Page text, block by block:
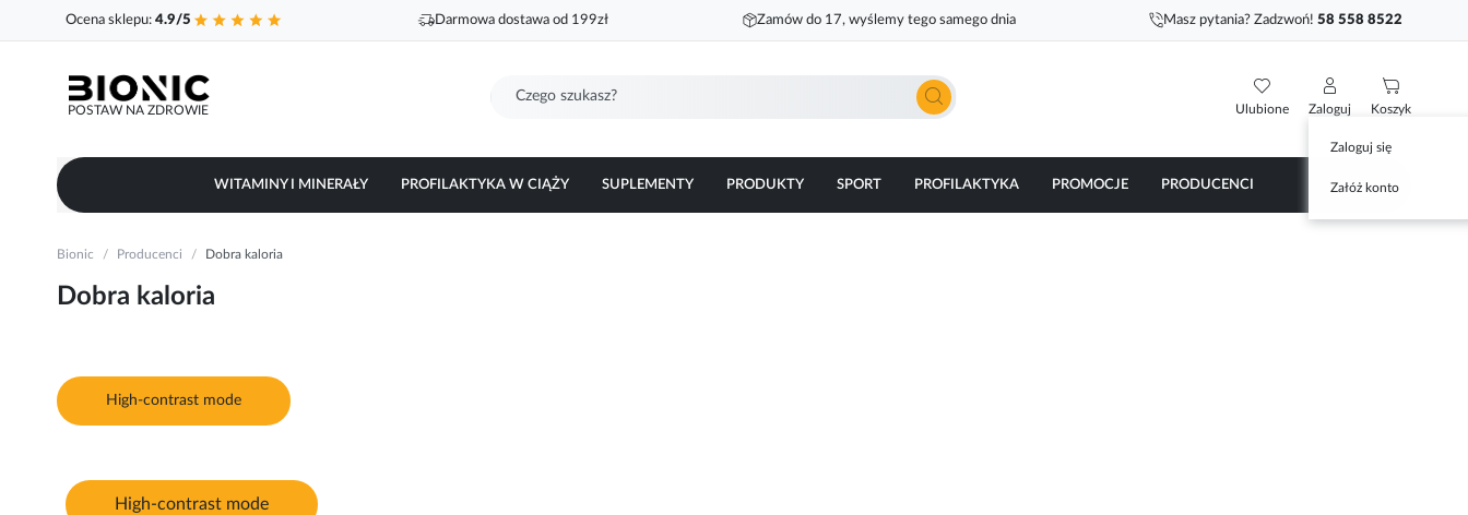
Ocena sklepu: 4.9/5 Darmowa dostawa od 199zł Zamów do 17, wyślemy tego samego dnia Masz pytania? Zadzwoń! 58 558 8522
POSTAW NA ZDROWIE
Szukaj
Ulubione
Zaloguj
Zaloguj się
Załóż konto
Koszyk
WITAMINY I MINERAŁY PROFILAKTYKA W CIĄŻY SUPLEMENTY PRODUKTY SPORT PROFILAKTYKA PROMOCJE PRODUCENCI
Bionic Producenci Dobra kaloria
Dobra kaloria
High-contrast mode
High-contrast mode